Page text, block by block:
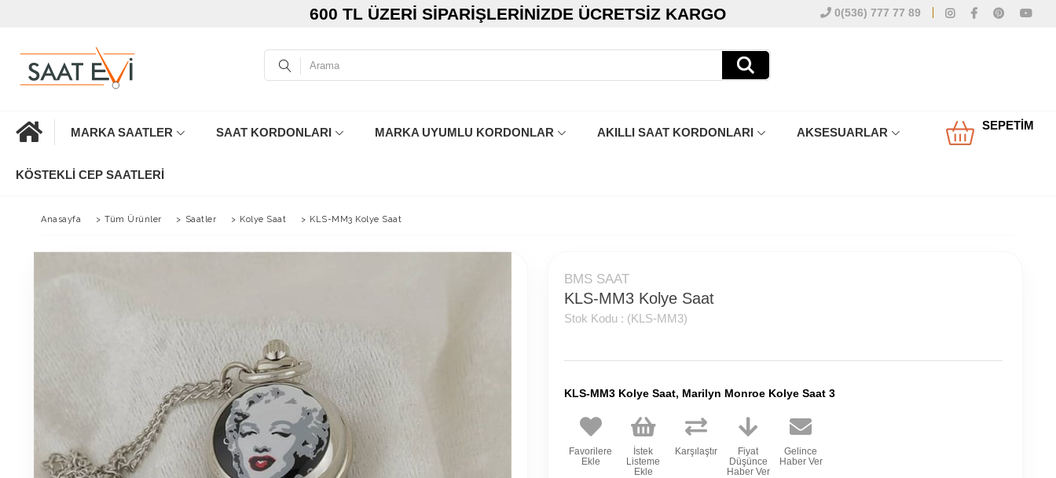
600 TL ÜZERI SIPARIŞLERINIZDE ÜCRETSIZ KARGO 0(536) 777 77 89
SEPETIM
MARKA SAATLER SAAT KORDONLARI MARKA UYUMLU KORDONLAR AKILLI SAAT KORDONLARI AKSESUARLAR
KÖSTEKLI CEP SAATLERI
Anasayfa > Tüm Ürünler > Saatler > Kolye Saat > KLS-MM3 Kolye Saat
BMS SAAT
KLS-MM3 Kolye Saat
Stok Kodu : (KLS-MM3)
KLS-MM3 Kolye Saat, Marilyn Monroe Kolye Saat 3
Favorilere
Ekle
İstek
Listeme
Ekle
Karşılaştır
Fiyat
Düşünce
Haber Ver
Gelince
Haber Ver